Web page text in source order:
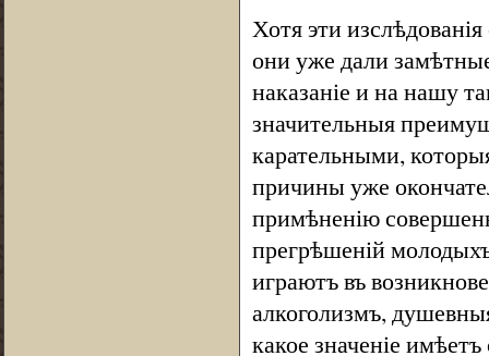
Хотя эти
они уже дали
наказаніе и на нашу
значительныя
карательными,
причины уже
примѣненію
прегрѣшеній
играютъ въ
алкоголизмъ,
какое значеніе